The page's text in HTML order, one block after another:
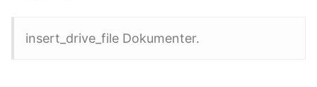
insert_drive_file Dokumenter.